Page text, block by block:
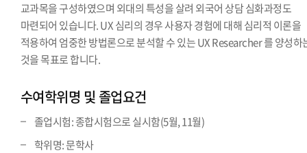
교과목을 구성하였으며 외대의 특성을 살려 외국어 상담 심화과정도
마련되어 있습니다. UX 심리의 경우 사용자 경험에 대해 심리적 이론을
적용하여 엄중한 방법론으로 분석할 수 있는 UX Researcher 를 양성하
것을 목표로 합니다.
수여학위명 및 졸업요건
졸업시험: 종합시험으로 실시함(5월, 11월)
학위명: 문학사